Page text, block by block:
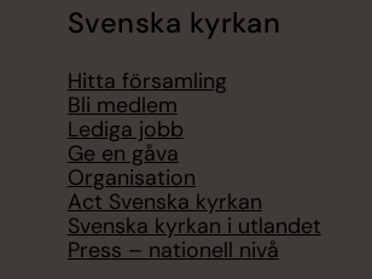
Svenska kyrkan
Hitta församling
Bli medlem
Lediga jobb
Ge en gåva
Organisation
Act Svenska kyrkan
Svenska kyrkan i utlandet
Press – nationell nivå